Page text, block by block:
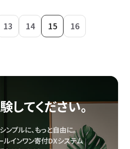
13 14 15 16
してください。
ンプルに、もっと自由に。
インワン寄付DXシステム